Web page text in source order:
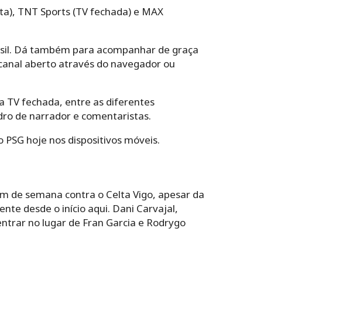
TNT Sports (TV fechada) e MAX
Dá também para acompanhar de graça
aberto através do navegador ou
TV fechada, entre as diferentes
de narrador e comentaristas.
hoje nos dispositivos móveis.
de semana contra o Celta Vigo, apesar da
desde o início aqui. Dani Carvajal,
no lugar de Fran Garcia e Rodrygo